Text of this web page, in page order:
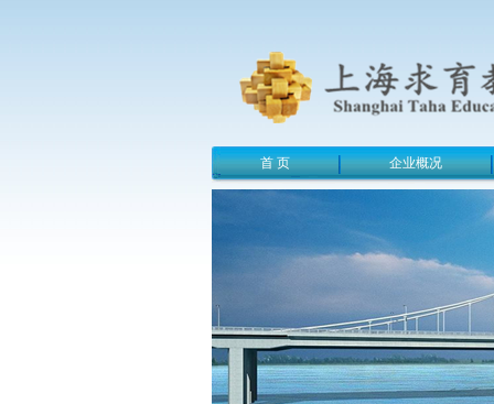
首 页 企业概况